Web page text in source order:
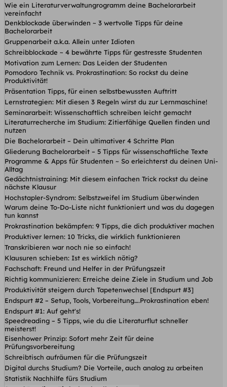
Wie ein Literaturverwaltungrogramm deine Bachelorarbeit
vereinfacht
Denkblockade überwinden ~ 3 wertvolle Tipps für deine
Bachelorarbeit
Gruppenarbeit a.k.a. Allein unter Idioten
Schreibblockade ~ 4 bewährte Tipps für gestresste Studenten
Motivation zum Lernen: Das Leiden der Studenten
Pomodoro Technik vs. Prokrastination: So rockst du deine
Produktivität!
Präsentation Tipps, für einen selbstbewussten Auftritt
Lernstrategien: Mit diesen 3 Regeln wirst du zur Lernmaschine!
Seminararbeit: Wissenschaftlich schreiben leicht gemacht
Literaturrecherche im Studium: Zitierfähige Quellen finden und
nutzen
Die Bachelorarbeit – Dein ultimativer 4 Schritte Plan
Gliederung Bachelorarbeit – 5 Tipps für wissenschaftliche Texte
Programme & Apps für Studenten ~ So erleichterst du deinen Uni-
Alltag
Gedächtnistraining: Mit diesem einfachen Trick rockst du deine
nächste Klausur
Hochstapler-Syndrom: Selbstzweifel im Studium überwinden
Warum deine To-Do-Liste nicht funktioniert und was du dagegen
tun kannst
Prokrastination bekämpfen: 9 Tipps, die dich produktiver machen
Produktiver lernen: 10 Tricks, die wirklich funktionieren
Transkribieren war noch nie so einfach!
Klausuren schieben: Ist es wirklich nötig?
Fachschaft: Freund und Helfer in der Prüfungszeit
Richtig kommunizieren: Erreiche deine Ziele in Studium und Job
Produktivität steigern durch Tapetenwechsel [Endspurt #3]
Endspurt #2 – Setup, Tools, Vorbereitung….Prokrastination eben!
Endspurt #1: Auf geht's!
Speedreading – 5 Tipps, wie du die Literaturflut schneller
meisterst!
Eisenhower Prinzip: Sofort mehr Zeit für deine
Prüfungsvorbereitung
Schreibtisch aufräumen für die Prüfungszeit
Digital durchs Studium? Die Vorteile, auch analog zu arbeiten
Statistik Nachhilfe fürs Studium